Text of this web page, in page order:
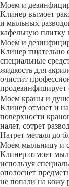
Моем и
Клинер вымоет
и мыльных
кафельную плитку
Моем и
Клинер тщательно
специальные
жидкость для
очистит
продезинфицирует
Моем краны и
Клинер отмоет и
поверхности
налет, сотрет
Натрет металл до
Моем мыльницу и
Клинер отмоет
используя
ополоснет
не попали на кожу